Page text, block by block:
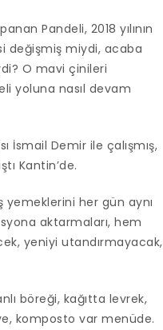
Pandeli, 2018 yılının
değişmiş miydi, acaba
O mavi çinileri
yoluna nasıl devam
İsmail Demir ile çalışmış,
Kantin’de.
yemeklerini her gün aynı
aktarmaları, hem
yeniyi utandırmayacak,
böreği, kağıtta levrek,
komposto var menüde.